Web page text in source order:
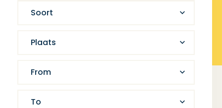
Soort
Plaats
From
To